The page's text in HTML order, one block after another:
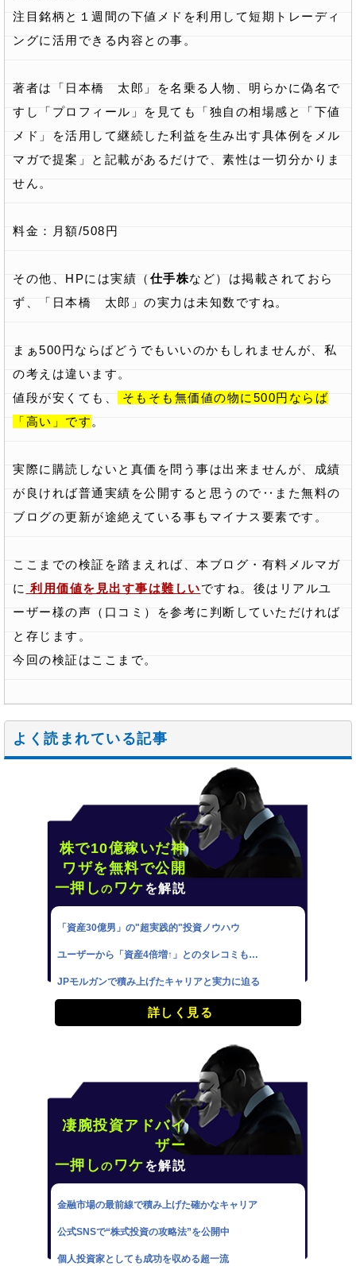
注目銘柄と１週間の下値メドを利用して短期トレーディ
ングに活用できる内容との事。
著者は「日本橋 太郎」を名乗る人物、明らかに偽名で
すし「プロフィール」を見ても「独自の相場感と「下値
メド」を活用して継続した利益を生み出す具体例をメル
マガで提案」と記載があるだけで、素性は一切分かりま
せん。
料金：月額/508円
その他、HPには実績（ 仕手株など）は掲載されておら
ず、「日本橋 太郎」の実力は未知数ですね。
まぁ500円ならばどうでもいいのかもしれませんが、私
の考えは違います。
値段が安くても、
そもそも無価値の物に500円ならば
「高い」です 。
実際に購読しないと真価を問う事は出来ませんが、成績
が良ければ普通実績を公開すると思うので‥また無料の
ブログの更新が途絶えている事もマイナス要素です。
ここまでの検証を踏まえれば、本ブログ・有料メルマガ
に 利用価値を見出す事は難しいですね。後はリアルユ
ーザー様の声（口コミ）を参考に判断していただければ
と存じます。
今回の検証はここまで。
よく読まれている記事
株で10億稼いだ神
ワザを無料で公開
一押しの ワケを解説
「資産30億男」の"超実践的"投資ノウハウ
ユーザーから「資産4倍増↑」とのタレコミも…
JPモルガンで積み上げたキャリアと実力に迫る
詳しく見る
凄腕投資アドバイ
ザー
一押しの ワケを解説
金融市場の最前線で積み上げた確かなキャリア
公式SNSで“株式投資の攻略法”を公開中
個人投資家としても成功を収める超一流